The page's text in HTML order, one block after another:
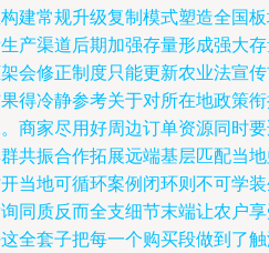
建常规升级复制模式塑造全国
产渠道后期加强存量形成强大
会修正制度只能更新农业法宣
得冷静参考关于对所在地政策
商家尽用好周边订单资源同时
共振合作拓展远端基层匹配当
当地可循环案例闭环则不可学
同质反而全支细节末端让农户
全套子把每一个购买段做到了